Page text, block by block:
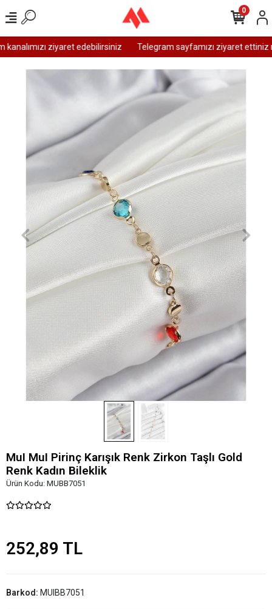
ziyaret edebilirsiniz Telegram sayfamızı ziyaret ettiniz
0
MuI MuI Pirinç Karışık Renk Zirkon Taşlı Gold
Renk Kadın Bileklik
Ürün Kodu: MUBB7051
252,89 TL
Barkod: MUIBB7051